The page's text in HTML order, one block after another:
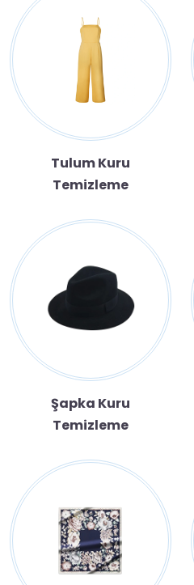
Tulum Kuru
Temizleme
Şapka Kuru
Temizleme